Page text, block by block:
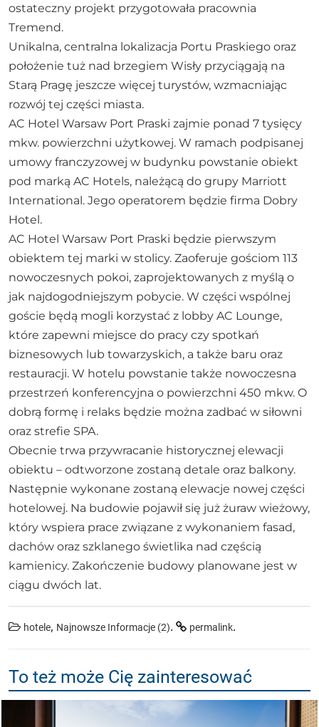
ostateczny projekt przygotowała pracownia
Tremend.
Unikalna, centralna lokalizacja Portu Praskiego oraz
położenie tuż nad brzegiem Wisły przyciągają na
Starą Pragę jeszcze więcej turystów, wzmacniając
rozwój tej części miasta.
AC Hotel Warsaw Port Praski zajmie ponad 7 tysięcy
mkw. powierzchni użytkowej. W ramach podpisanej
umowy franczyzowej w budynku powstanie obiekt
pod marką AC Hotels, należącą do grupy Marriott
International. Jego operatorem będzie firma Dobry
Hotel.
AC Hotel Warsaw Port Praski będzie pierwszym
obiektem tej marki w stolicy. Zaoferuje gościom 113
nowoczesnych pokoi, zaprojektowanych z myślą o
jak najdogodniejszym pobycie. W części wspólnej
goście będą mogli korzystać z lobby AC Lounge,
które zapewni miejsce do pracy czy spotkań
biznesowych lub towarzyskich, a także baru oraz
restauracji. W hotelu powstanie także nowoczesna
przestrzeń konferencyjna o powierzchni 450 mkw. O
dobrą formę i relaks będzie można zadbać w siłowni
oraz strefie SPA.
Obecnie trwa przywracanie historycznej elewacji
obiektu – odtworzone zostaną detale oraz balkony.
Następnie wykonane zostaną elewacje nowej części
hotelowej. Na budowie pojawił się już żuraw wieżowy,
który wspiera prace związane z wykonaniem fasad,
dachów oraz szklanego świetlika nad częścią
kamienicy. Zakończenie budowy planowane jest w
ciągu dwóch lat.
hotele, Najnowsze Informacje (2). permalink.
To też może Cię zainteresować